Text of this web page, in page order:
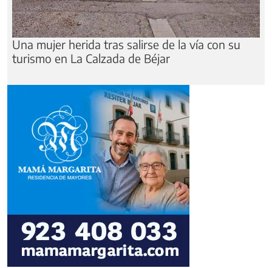
Una mujer herida tras salirse de la vía con su
turismo en La Calzada de Béjar